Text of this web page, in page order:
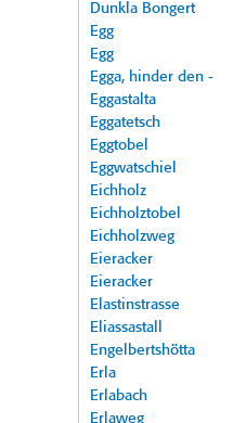
Dunkla Bongert
Egg
Egg
Egga, hinder den -
Eggastalta
Eggatetsch
Eggtobel
Eggwatschiel
Eichholz
Eichholztobel
Eichholzweg
Eieracker
Eieracker
Elastinstrasse
Eliassastall
Engelbertshötta
Erla
Erlabach
Erlaweg